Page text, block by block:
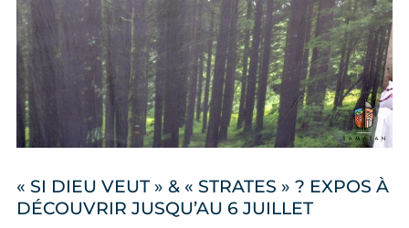
« SI DIEU VEUT » & « STRATES » ? EXPOS À
DÉCOUVRIR JUSQU’AU 6 JUILLET